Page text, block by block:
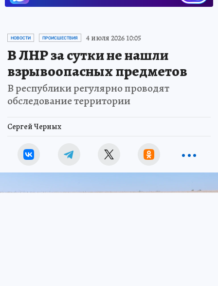
НОВОСТИ ПРОИСШЕСТВИЯ 4 июля 2026 10:05
В ЛНР за сутки не нашли
взрывоопасных предметов
В республики регулярно проводят
обследование территории
Сергей Черных